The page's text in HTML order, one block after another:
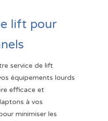
lift pour
service de lift
équipements lourds
efficace et
à vos
minimiser les